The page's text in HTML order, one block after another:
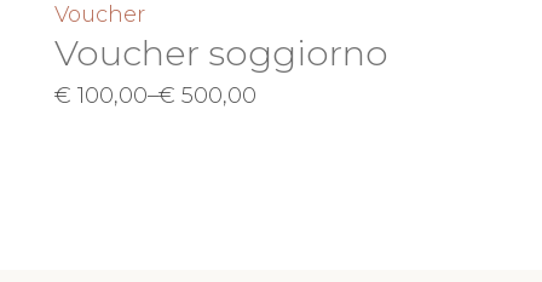
Voucher
Voucher soggiorno
€ 100,00–€ 500,00